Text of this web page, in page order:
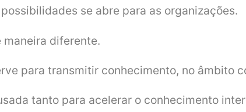
se abre para as organizações.
maneira diferente.
para transmitir conhecimento, no âmbito
tanto para acelerar o conhecimento